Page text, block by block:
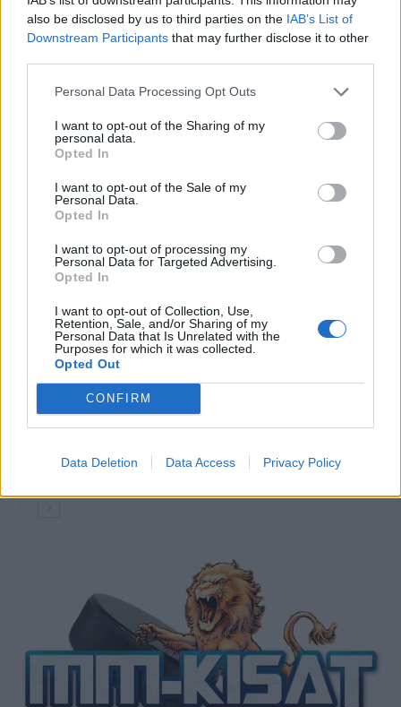
also be disclosed by us to third parties on the IAB’s List of
Downstream Participants that may further disclose it to other
Personal Data Processing Opt Outs
I want to opt-out of the Sharing of my
personal data.
Opted In
I want to opt-out of the Sale of my
Personal Data.
Opted In
I want to opt-out of processing my
Personal Data for Targeted Advertising.
Opted In
I want to opt-out of Collection, Use,
Retention, Sale, and/or Sharing of my
Personal Data that Is Unrelated with the
Purposes for which it was collected.
Opted Out
CONFIRM
Data Deletion Data Access Privacy Policy
onnistui maalinteossa heti
kauden avauksessa – nosti
kiekon tyylikkäästi ylähyllylle
Lahtisen pelaajasopimuksen
LIITTYVÄT ARTIKKELIT
Leijonat julkisti ketjut Sveitsi-peliin –
Aleksander Barkov tekee paluun
Venäläisveskari sekosi Suomen 2.
divisioonassa – sai samasta tilanteesta
Kanada – USA klo 15:10 – näin katsot